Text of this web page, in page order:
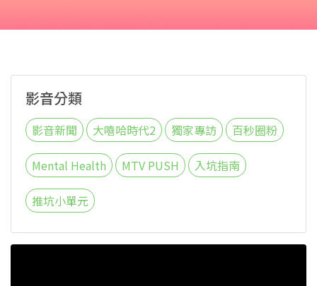
影音分類
影音新聞 大嘻哈時代2 獨家專訪 百秒圈粉
Mental Health MTV PUSH 入坑指南
推坑小單元